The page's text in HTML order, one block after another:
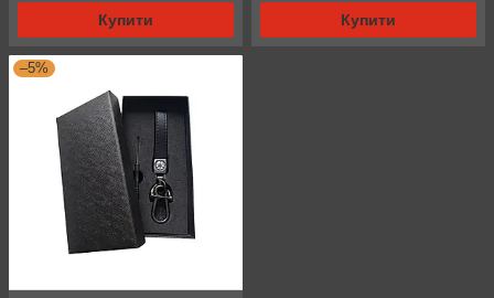
Купити Купити
–5%